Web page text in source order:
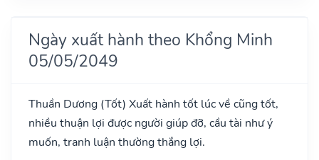
Ngày xuất hành theo Khổng Minh
05/05/2049
Thuần Dương (Tốt) Xuất hành tốt lúc về cũng tốt,
nhiều thuận lợi được người giúp đỡ, cầu tài như ý
muốn, tranh luận thường thắng lợi.